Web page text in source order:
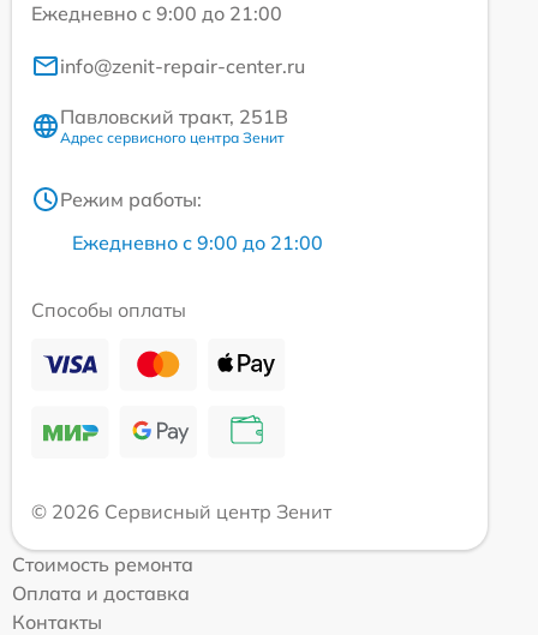
Ежедневно с 9:00 до 21:00
info@zenit-repair-center.ru
Павловский тракт, 251В
Адрес сервисного центра Зенит
Режим работы:
Ежедневно с 9:00 до 21:00
Способы оплаты
© 2026 Сервисный центр Зенит
Стоимость ремонта
Оплата и доставка
Контакты